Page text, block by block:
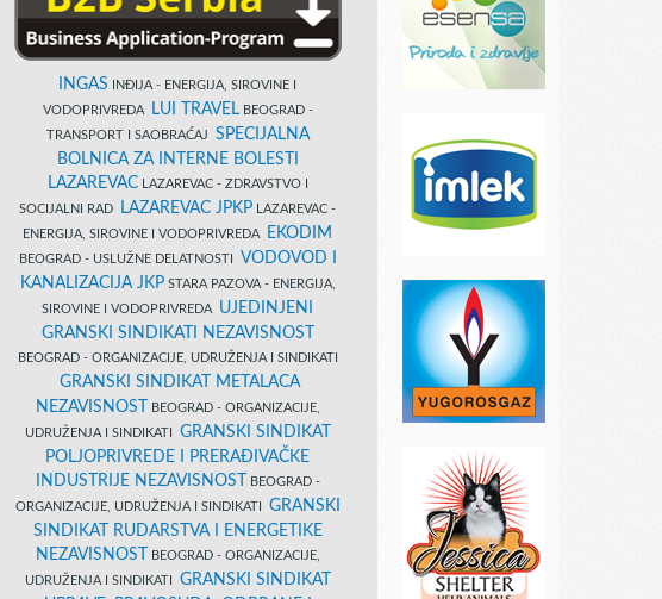
INGAS INĐIJA - ENERGIJA, SIROVINE I
VODOPRIVREDA
LUI TRAVELBEOGRAD -
TRANSPORT I SAOBRAĆAJ SPECIJALNA
BOLNICA ZA INTERNE BOLESTI
LAZAREVACLAZAREVAC - ZDRAVSTVO I
SOCIJALNI RAD
LAZAREVAC JPKP LAZAREVAC -
ENERGIJA, SIROVINE I VODOPRIVREDA
EKODIM
BEOGRAD - USLUŽNE DELATNOSTI VODOVOD I
KANALIZACIJA JKPSTARA PAZOVA - ENERGIJA,
SIROVINE I VODOPRIVREDA UJEDINJENI
GRANSKI SINDIKATI NEZAVISNOST
BEOGRAD - ORGANIZACIJE, UDRUŽENJA I SINDIKATI
GRANSKI SINDIKAT METALACA
NEZAVISNOST
BEOGRAD - ORGANIZACIJE,
UDRUŽENJA I SINDIKATI GRANSKI SINDIKAT
POLJOPRIVREDE I PRERAĐIVAČKE
INDUSTRIJE NEZAVISNOST
BEOGRAD -
ORGANIZACIJE, UDRUŽENJA I SINDIKATI GRANSKI
SINDIKAT RUDARSTVA I ENERGETIKE
NEZAVISNOST
BEOGRAD - ORGANIZACIJE,
UDRUŽENJA I SINDIKATI GRANSKI SINDIKAT